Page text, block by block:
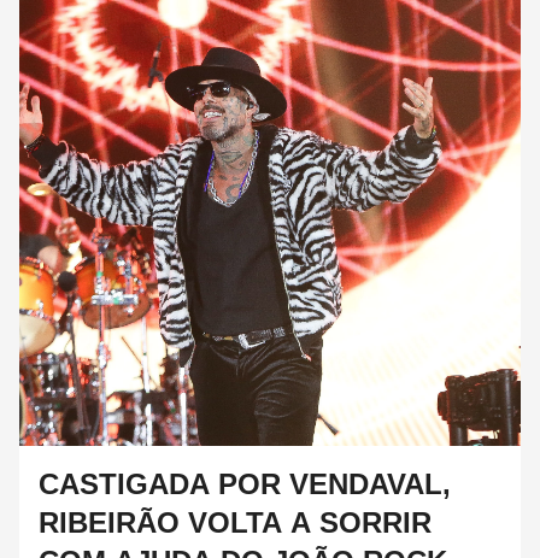
CASTIGADA POR VENDAVAL,
RIBEIRÃO VOLTA A SORRIR